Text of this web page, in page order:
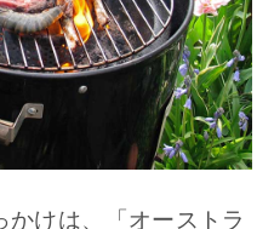
けは、「オーストラ